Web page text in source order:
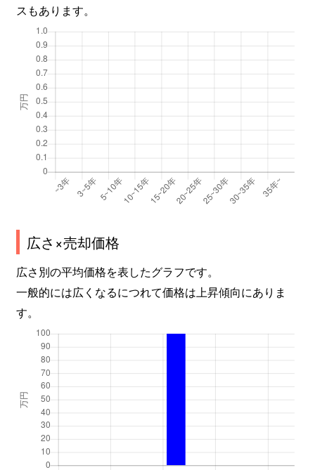
スもあります。
広さ×売却価格
広さ別の平均価格を表したグラフです。
一般的には広くなるにつれて価格は上昇傾向にありま
す。